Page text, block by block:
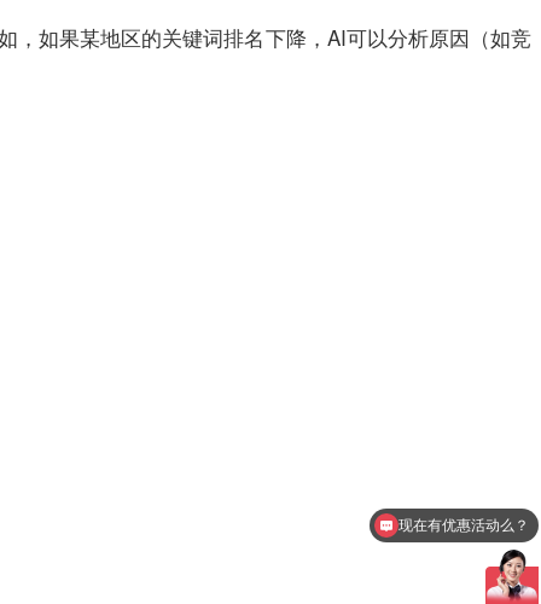
，如果某地区的关键词排名下降，AI可以分析原因（如竞
现在有优惠活动么？